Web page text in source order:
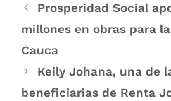
Prosperidad Social
millones en obras para
Cauca
Keily Johana, una de
beneficiarias de Renta